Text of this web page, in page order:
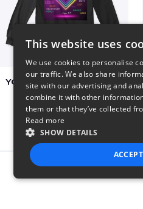
YCOG YOUTH VOLUNTEERS
$31
This website uses
We use cookies to personalise
our traffic. We also share
site with our advertising and
combine it with other
them or that they’ve collected
Read more
SHOW DETAILS
STRICTLY NECESSARY